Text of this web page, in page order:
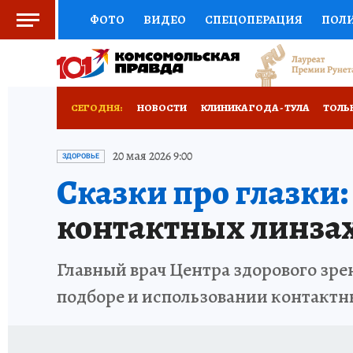
ФОТО ВИДЕО СПЕЦОПЕРАЦИЯ
СОЦПОДДЕРЖКА НАУКА СПОРТ
РЕКЛАМА
СЕГОДНЯ: НОВОСТИ КЛИНИКА ГОДА - ТУЛА
ЗАПОВЕДНАЯ РОССИЯ
ЗДОРОВЬЕ 20 мая 2026 9:00
Сказки про глазки:
контактных
Главный врач Центра здорового
подборе и использовании